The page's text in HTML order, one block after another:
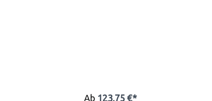
Ab 123,75 €*